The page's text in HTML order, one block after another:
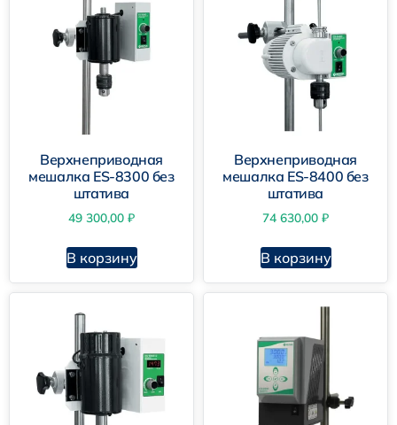
Верхнеприводная
мешалка ES-8300 без
штатива
49 300,00 ₽
В корзину
Верхнеприводная
мешалка ES-8400 без
штатива
74 630,00 ₽
В корзину